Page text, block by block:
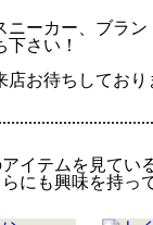
ニーカー、ブラン
下さい！
店お待ちしてお
アイテムを見てい
らにも興味を持っ